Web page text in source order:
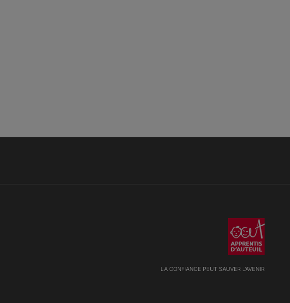
LA CONFIANCE PEUT SAUVER L'AVENIR